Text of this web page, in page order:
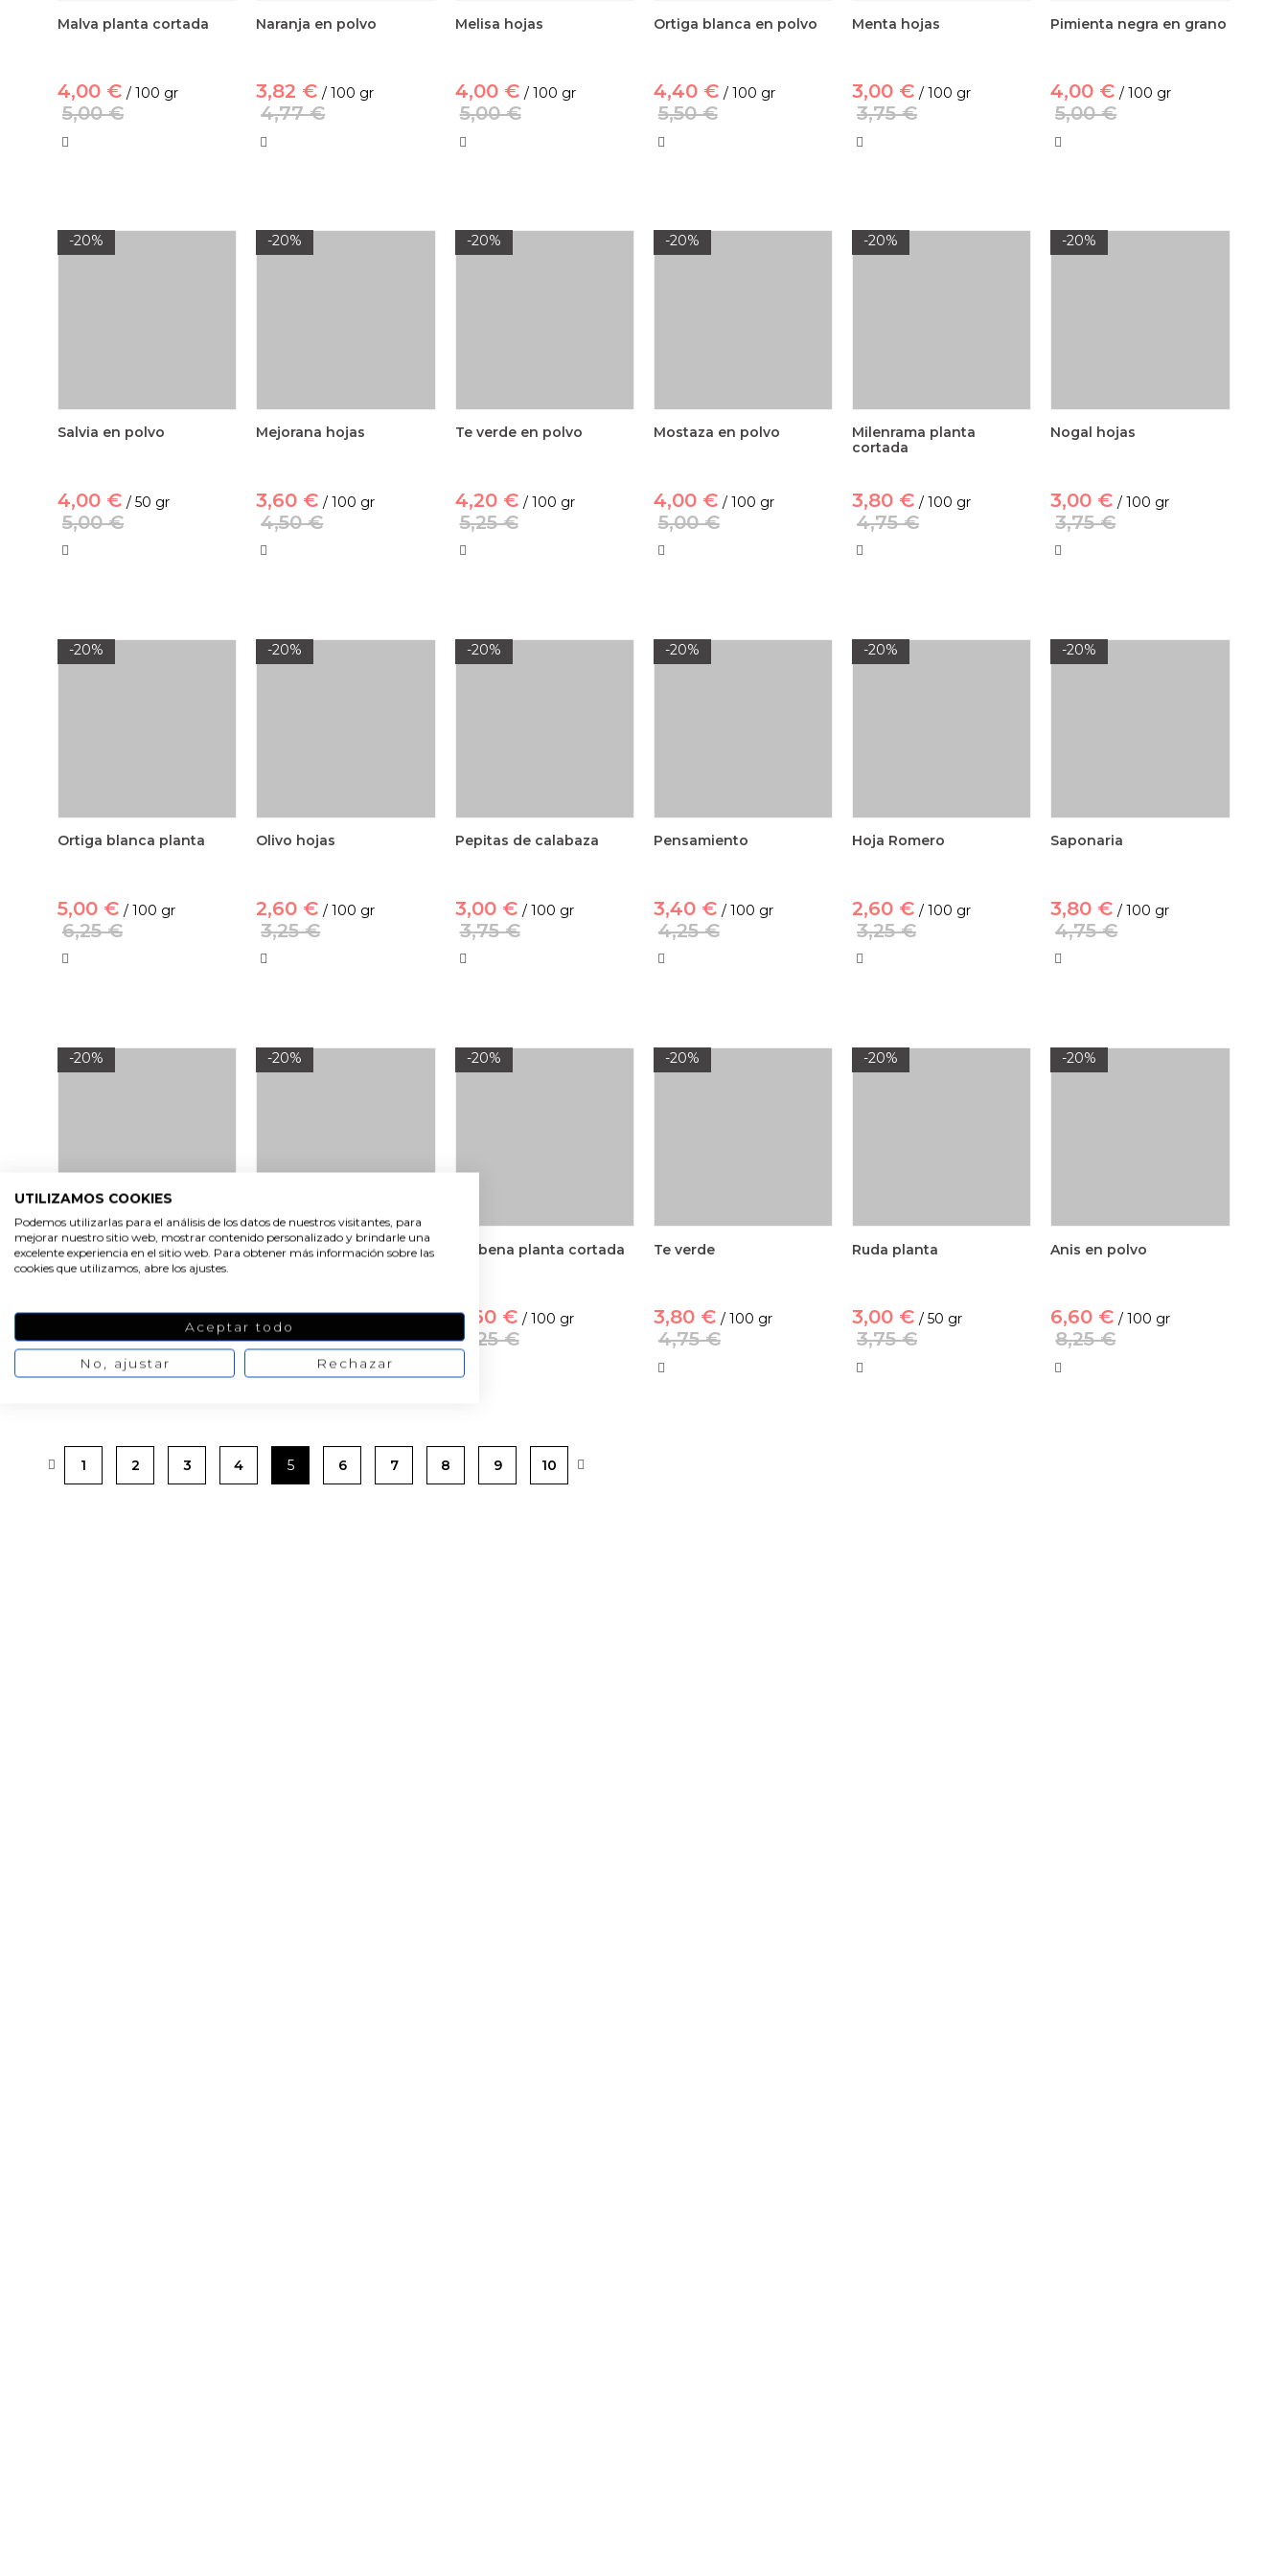
Malva planta cortada
4,00 € / 100 gr
5,00 €
Naranja en polvo
3,82 € / 100 gr
4,77 €
Melisa hojas
4,00 € / 100 gr
5,00 €
Ortiga blanca en polvo
4,40 € / 100 gr
5,50 €
Menta hojas
3,00 € / 100 gr
3,75 €
Pimienta negra en grano
4,00 € / 100 gr
5,00 €
-20%
Salvia en polvo
4,00 € / 50 gr
5,00 €
-20%
Mejorana hojas
3,60 € / 100 gr
4,50 €
-20%
Te verde en polvo
4,20 € / 100 gr
5,25 €
-20%
Mostaza en polvo
4,00 € / 100 gr
5,00 €
-20%
Milenrama planta
cortada
3,80 € / 100 gr
4,75 €
-20%
Nogal hojas
3,00 € / 100 gr
3,75 €
-20%
Ortiga blanca planta
5,00 € / 100 gr
6,25 €
-20%
Olivo hojas
2,60 € / 100 gr
3,25 €
-20%
Pepitas de calabaza
3,00 € / 100 gr
3,75 €
-20%
Pensamiento
3,40 € / 100 gr
4,25 €
-20%
Hoja Romero
2,60 € / 100 gr
3,25 €
-20%
Saponaria
3,80 € / 100 gr
4,75 €
-20%
Salvia planta cortada
3,80 € / 100 gr
4,75 €
-20%
Tomillo planta cortada
2,60 € / 100 gr
3,25 €
-20%
Verbena planta cortada
2,60 € / 100 gr
3,25 €
-20%
Te verde
3,80 € / 100 gr
4,75 €
-20%
Ruda planta
3,00 € / 50 gr
3,75 €
-20%
Anis en polvo
6,60 € / 100 gr
8,25 €
1 2 3 4 5 6 7 8 9 10
UTILIZAMOS COOKIES
Podemos utilizarlas para el análisis de los datos de nuestros visitantes, para
mejorar nuestro sitio web, mostrar contenido personalizado y brindarle una
excelente experiencia en el sitio web. Para obtener más información sobre las
cookies que utilizamos, abre los ajustes.
Aceptar todo
No, ajustar Rechazar